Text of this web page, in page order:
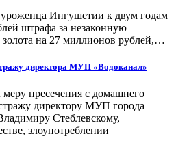
Ингушетии к двум годам
штрафа за незаконную
золота на 27 миллионов рублей,…
директора МУП «Водоканал»
пресечения с домашнего
директору МУП города
Стеблевскому,
злоупотреблении